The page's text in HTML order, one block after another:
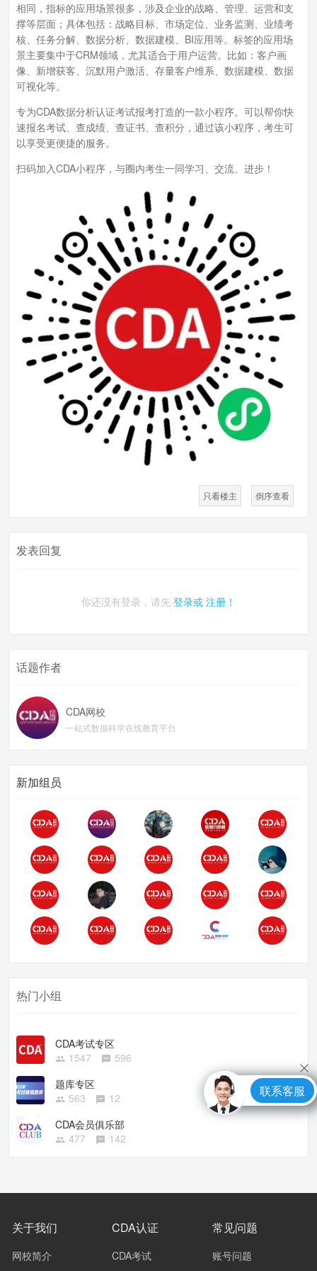
相同，指标的应用场景很多，涉及企业的战略、管理、运营和支
撑等层面；具体包括：战略目标、市场定位、业务监测、业绩考
核、任务分解、数据分析、数据建模、BI应用等。标签的应用场
景主要集中于CRM领域，尤其适合于用户运营。比如：客户画
像、新增获客、沉默用户激活、存量客户维系、数据建模、数据
可视化等。
专为CDA数据分析认证考试报考打造的一款小程序。可以帮你快
速报名考试、查成绩、查证书、查积分，通过该小程序，考生可
以享受更便捷的服务。
扫码加入CDA小程序，与圈内考生一同学习、交流、进步！
只看楼主 倒序查看
发表回复
你还没有登录，请先 登录或 注册！
话题作者
CDA网校
一站式数据科学在线教育平台
新加组员
热门小组
CDA考试专区
1547
596
题库专区
563
12
CDA会员俱乐部
477
142
关于我们
网校简介
CDA认证
CDA考试
常见问题
账号问题
联系客服